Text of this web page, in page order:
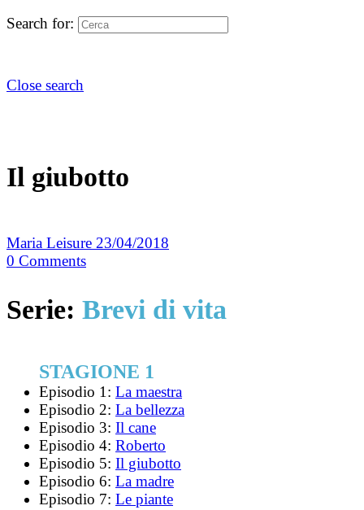
Search for:
Close search
Il giubotto
Maria Leisure 23/04/2018
0 Comments
Serie: Brevi di vita
STAGIONE 1
Episodio 1: La maestra
Episodio 2: La bellezza
Episodio 3: Il cane
Episodio 4: Roberto
Episodio 5: Il giubotto
Episodio 6: La madre
Episodio 7: Le piante